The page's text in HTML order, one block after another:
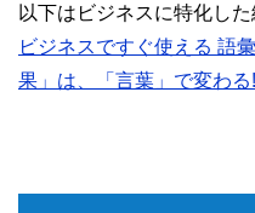
以下はビジネスに特化した
ビジネスですぐ使える 語
果」は、「言葉」で変わ